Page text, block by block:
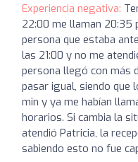
Experiencia negativa:
22:00 me llaman 20:35
persona que estaba
las 21:00 y no me
persona llegó con más
pasar igual, siendo que
min y ya me habían
horarios. Si cambia la
atendió Patricia, la
sabiendo esto no fue